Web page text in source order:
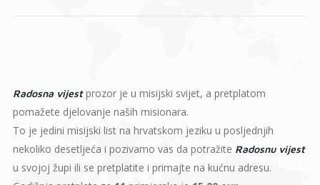
Radosna vijestprozor je u misijski svijet, a pretplatom
pomažete djelovanje naših misionara.
To je jedini misijski list na hrvatskom jeziku u posljednjih
nekoliko desetljeća i pozivamo vas da potražite Radosnu vijest
u svojoj župi ili se pretplatite i primajte na kućnu adresu.